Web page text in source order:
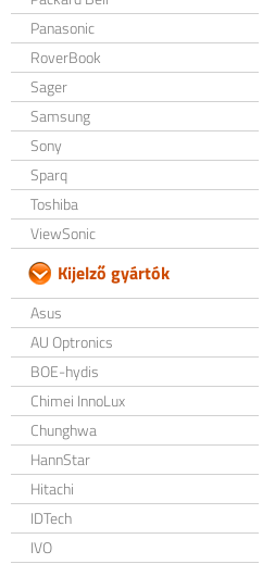
Panasonic
RoverBook
Sager
Samsung
Sony
Sparq
Toshiba
ViewSonic
Kijelző gyártók
Asus
AU Optronics
BOE-hydis
Chimei InnoLux
Chunghwa
HannStar
Hitachi
IDTech
IVO